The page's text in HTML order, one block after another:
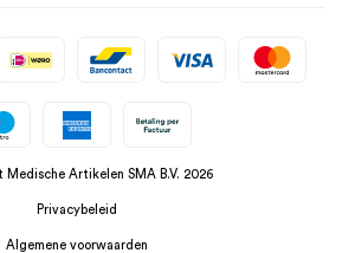
Medische Artikelen SMA B.V. 2026
Privacybeleid
Algemene voorwaarden